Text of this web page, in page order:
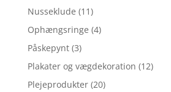
Nusseklude (11)
Ophængsringe (4)
Påskepynt (3)
Plakater og vægdekoration (12)
Plejeprodukter (20)